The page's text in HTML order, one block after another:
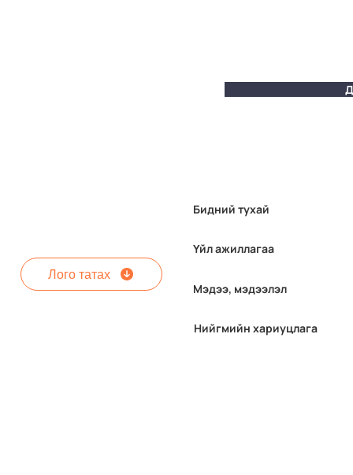
Лого татах
Бидний тухай
Үйл ажиллагаа
Мэдээ, мэдээлэл
Нийгмийн хариуцлага